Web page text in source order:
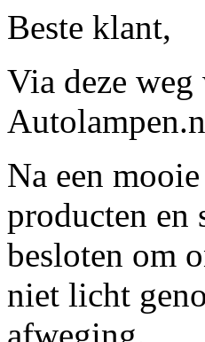
Beste klant,
Via deze
Na een
producten en
besloten om
niet licht